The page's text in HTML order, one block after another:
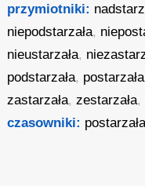
przymiotniki:
niepodstarzała,
nieustarzała,
podstarzała, postarzała
zastarzała,zestarzała,
czasowniki: